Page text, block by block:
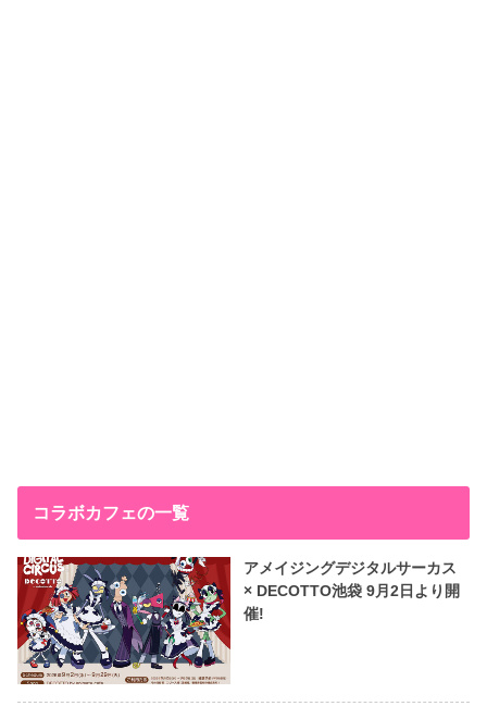
コラボカフェの一覧
アメイジングデジタルサーカス
× DECOTTO池袋 9月2日より開
催!